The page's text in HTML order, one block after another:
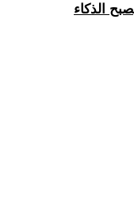
الذكاء